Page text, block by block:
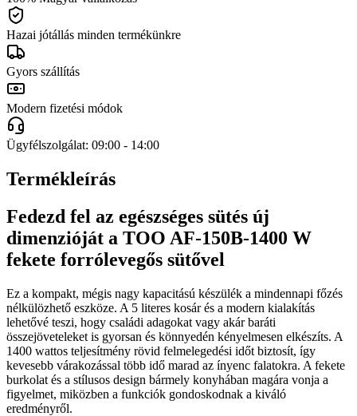
Hazai jótállás minden termékünkre
Gyors szállítás
Modern fizetési módok
Ügyfélszolgálat: 09:00 - 14:00
Termékleírás
Fedezd fel az egészséges sütés új
dimenzióját a TOO AF-150B-1400 W
fekete forrólevegős sütővel
Ez a kompakt, mégis nagy kapacitású készülék a mindennapi főzés
nélkülözhető eszköze. A 5 literes kosár és a modern kialakítás
lehetővé teszi, hogy családi adagokat vagy akár baráti
összejöveteleket is gyorsan és könnyedén kényelmesen elkészíts. A
1400 wattos teljesítmény rövid felmelegedési időt biztosít, így
kevesebb várakozással több idő marad az ínyenc falatokra. A fekete
burkolat és a stílusos design bármely konyhában magára vonja a
figyelmet, miközben a funkciók gondoskodnak a kiváló
eredményről.